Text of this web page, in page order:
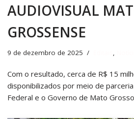
AUDIOVISUAL
GROSSENSE
9 de dezembro de 2025 ,
Com o resultado, cerca de R$ 15
disponibilizados por meio de
Federal e o Governo de Mato Grosso